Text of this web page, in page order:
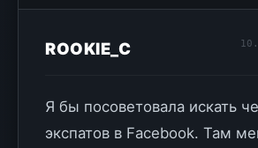
ROOKIE_C
Я бы посоветовала искать
экспатов в Facebook. Там